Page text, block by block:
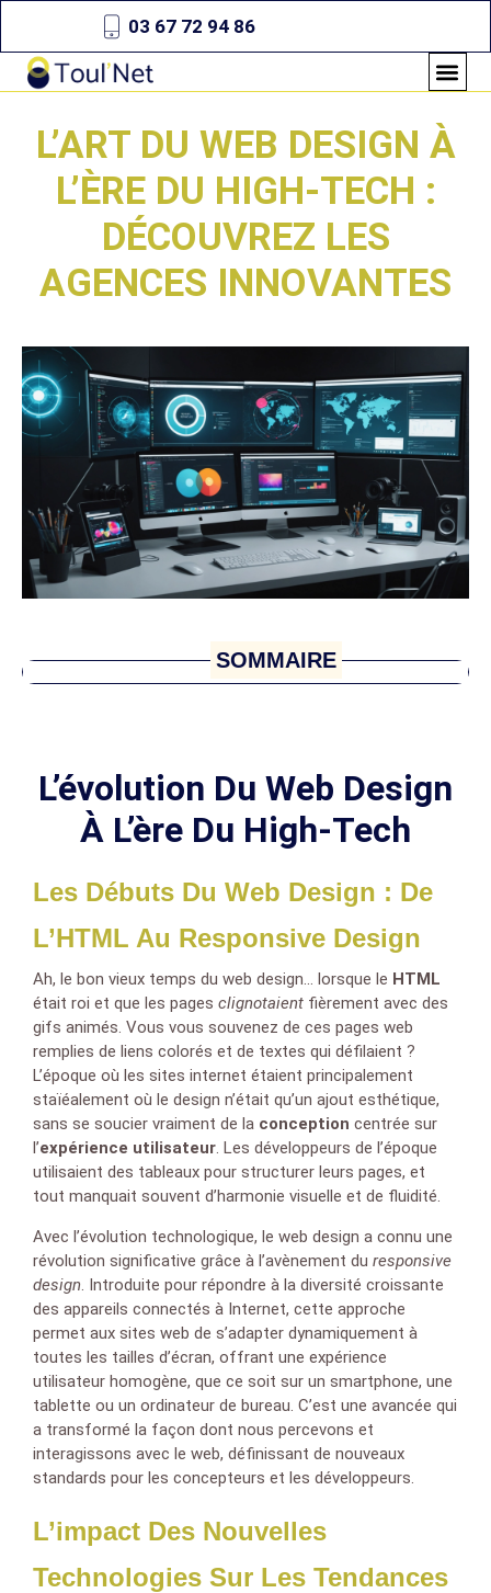
03 67 72 94 86
L’ART DU WEB DESIGN À
L’ÈRE DU HIGH-TECH :
DÉCOUVREZ LES
AGENCES INNOVANTES
SOMMAIRE
L’évolution Du Web Design
À L’ère Du High-Tech
Les Débuts Du Web Design : De
L’HTML Au Responsive Design
Ah, le bon vieux temps du web design… lorsque le HTML
était roi et que les pages clignotaient fièrement avec des
gifs animés. Vous vous souvenez de ces pages web
remplies de liens colorés et de textes qui défilaient ?
L’époque où les sites internet étaient principalement
staïéalement où le design n’était qu’un ajout esthétique,
sans se soucier vraiment de la conception centrée sur
l’expérience utilisateur. Les développeurs de l’époque
utilisaient des tableaux pour structurer leurs pages, et
tout manquait souvent d’harmonie visuelle et de fluidité.
Avec l’évolution technologique, le web design a connu une
révolution significative grâce à l’avènement du responsive
design. Introduite pour répondre à la diversité croissante
des appareils connectés à Internet, cette approche
permet aux sites web de s’adapter dynamiquement à
toutes les tailles d’écran, offrant une expérience
utilisateur homogène, que ce soit sur un smartphone, une
tablette ou un ordinateur de bureau. C’est une avancée qui
a transformé la façon dont nous percevons et
interagissons avec le web, définissant de nouveaux
standards pour les concepteurs et les développeurs.
L’impact Des Nouvelles
Technologies Sur Les Tendances